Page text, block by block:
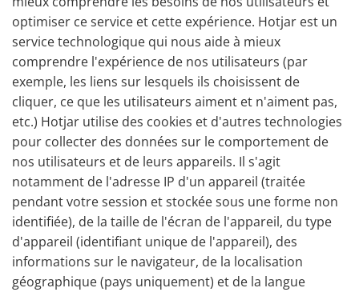
optimiser ce service et cette expérience. Hotjar est un
service technologique qui nous aide à mieux
comprendre l'expérience de nos utilisateurs (par
exemple, les liens sur lesquels ils choisissent de
cliquer, ce que les utilisateurs aiment et n'aiment pas,
etc.) Hotjar utilise des cookies et d'autres technologies
pour collecter des données sur le comportement de
nos utilisateurs et de leurs appareils. Il s'agit
notamment de l'adresse IP d'un appareil (traitée
pendant votre session et stockée sous une forme non
identifiée), de la taille de l'écran de l'appareil, du type
d'appareil (identifiant unique de l'appareil), des
informations sur le navigateur, de la localisation
géographique (pays uniquement) et de la langue